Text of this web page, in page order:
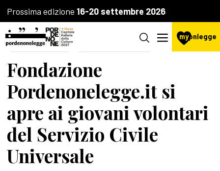
Prossima edizione 16-20 settembre 2026
mypnlegge
LA FONDAZIONE
Fondazione
Pordenonelegge.it si
apre ai giovani volontari
del Servizio Civile
Universale